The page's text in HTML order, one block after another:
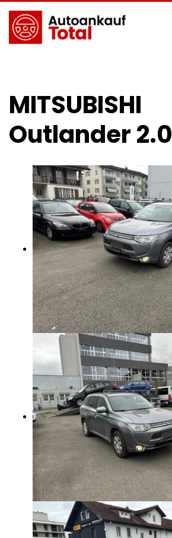
MITSUBISHI
Outlander 2.0